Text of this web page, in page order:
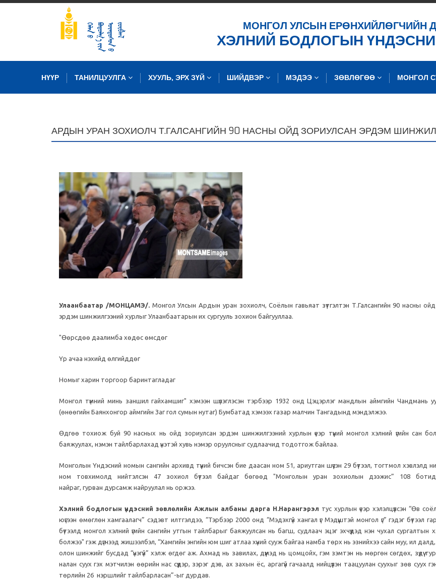
МОНГОЛ УЛСЫН ЕРӨНХИЙЛӨГЧИЙН
ХЭЛНИЙ БОДЛОГЫН
НҮҮР ТАНИЛЦУУЛГА ХУУЛЬ, ЭРХ ЗҮЙ ШИЙДВЭР МЭДЭЭ ЗӨВЛӨГӨӨ МОНГОЛ
АРДЫН УРАН ЗОХИОЛЧ Т.ГАЛСАНГИЙН 90 НАСНЫ ОЙД ЗОРИУЛСАН ЭРДЭМ
Улаанбаатар /МОНЦАМЭ/. Монгол Улсын Ардын уран зохиолч, Соёлын гавьяат зүтгэлтэн Т.Галсангийн 90 насны ойд
эрдэм шинжилгээний хурлыг Улаанбаатарын их сургууль зохион байгууллаа.
"Өөрсдөө даалимба хөдөс өмсдөг
Үр ачаа нэхийд өлгийддөг
Номыг харин торгоор баринтагладаг
Монгол түмний минь заншил гайхамшиг" хэмээн шүлэглэсэн тэрбээр 1932 онд Цэцэрлэг мандлын аймгийн Чандмань
(өнөөгийн Баянхонгор аймгийн Заг гол сумын нутаг) Бумбатад хэмээх газар малчин Тангадынд мэндэлжээ.
Өдгөө тохиож буй 90 насных нь ойд зориулсан эрдэм шинжилгээний хурлын үеэр түүний монгол хэлний үгийн сан
баяжуулах, нэмэн тайлбарлахад үнэтэй хувь нэмэр оруулсныг судлаачид тодотгож байлаа.
Монголын Үндэсний номын сангийн архивд түүний бичсэн бие даасан ном 51, ариутган шүүсэн 29 бүтээл, тогтмол хэвлэлд
ном товхимолд нийтэлсэн 47 зохиол бүтээл байдаг бөгөөд "Монголын уран зохиолын дээжис” 108
найраг, гурван дурсамж найруулал нь оржээ.
Хэлний бодлогын үндэсний зөвлөлийн Ажлын албаны дарга Н.Нарангэрэл тус хурлын үеэр хэлэлцүүлсэн “Өв
юүгээн өмөглөн хамгаалагч” сэдэвт илтгэлдээ, “Тэрбээр 2000 онд “Мэдэхгүй хангал үг Мэдүүштэй монгол үг” гэдэг бүтээл
бүтээлд монгол хэлний үгийн сангийн утгын тайлбарыг баяжуулсан нь багш, судлаач эцэг эхчүүдэд нэн чухал сургалтын
болжээ" гэж дүгнээд жишээлбэл, “Хамгийн энгийн юм шиг атлаа хүний сууж байгаа намба төрх нь эзнийхээ сайн муу, ил далд,
олон шинжийг бусдад “үнэгүй” хэлж өгдөг аж. Ахмад нь завилах, дүүмэд нь цомцойх, гэм зэмтэн нь мөргөн сөгдөх, зүдүү
налан суух гэх мэтчилэн өөрийн нас сүүдэр, зэрэг дэв, ах захын ёс, аргагүй гачаалд нийцүүлэн таацуулан суухыг зөв суух
төрлийн 26 нэршлийг тайлбарласан”-ыг дурдав.